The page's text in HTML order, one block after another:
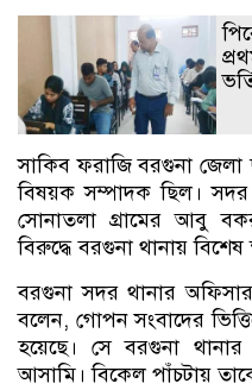
সাকিব ফরাজি বরগুনা জেলা
বিষয়ক সম্পাদক ছিল।
সোনাতলা গ্রামের আবু
বিরুদ্ধে বরগুনা থানায়
বরগুনা সদর থানার
বলেন, গোপন সংবাদের
হয়েছে। সে বরগুনা
আসামি। বিকেল পাঁচটায়